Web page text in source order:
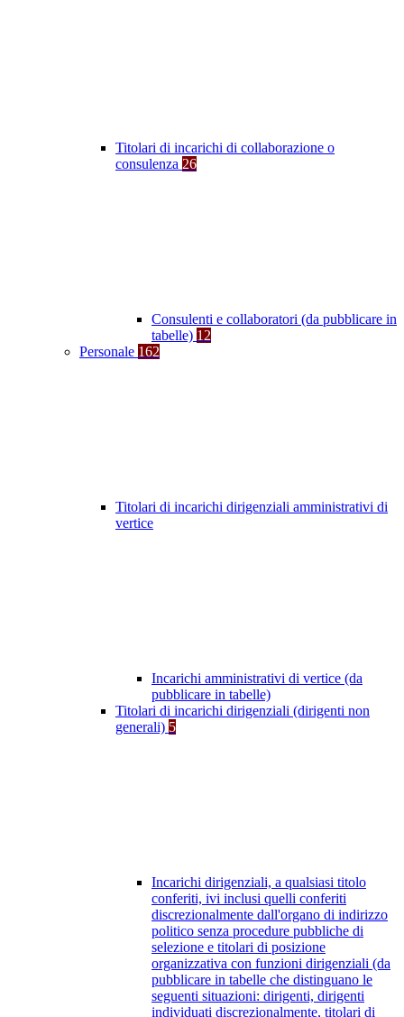
Titolari di incarichi di collaborazione o
consulenza 26
Consulenti e collaboratori (da pubblicare in
tabelle) 12
Personale 162
Titolari di incarichi dirigenziali amministrativi di
vertice
Incarichi amministrativi di vertice (da
pubblicare in tabelle)
Titolari di incarichi dirigenziali (dirigenti non
generali) 5
Incarichi dirigenziali, a qualsiasi titolo
conferiti, ivi inclusi quelli conferiti
discrezionalmente dall'organo di indirizzo
politico senza procedure pubbliche di
selezione e titolari di posizione
organizzativa con funzioni dirigenziali (da
pubblicare in tabelle che distinguano le
seguenti situazioni: dirigenti, dirigenti
individuati discrezionalmente, titolari di